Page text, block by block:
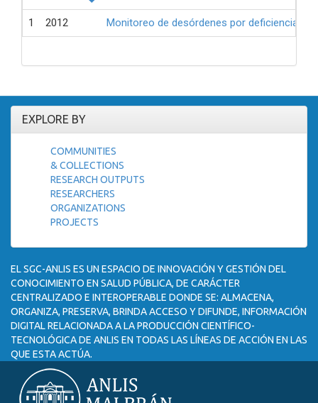
1 2012 Monitoreo de desórdenes por deficiencia
EXPLORE BY
COMMUNITIES
& COLLECTIONS
RESEARCH OUTPUTS
RESEARCHERS
ORGANIZATIONS
PROJECTS
EL SGC-ANLIS ES UN ESPACIO DE INNOVACIÓN Y GESTIÓN DEL
CONOCIMIENTO EN SALUD PÚBLICA, DE CARÁCTER
CENTRALIZADO E INTEROPERABLE DONDE SE: ALMACENA,
ORGANIZA, PRESERVA, BRINDA ACCESO Y DIFUNDE, INFORMACIÓN
DIGITAL RELACIONADA A LA PRODUCCIÓN CIENTÍFICO-
TECNOLÓGICA DE ANLIS EN TODAS LAS LÍNEAS DE ACCIÓN EN LAS
QUE ESTA ACTÚA.